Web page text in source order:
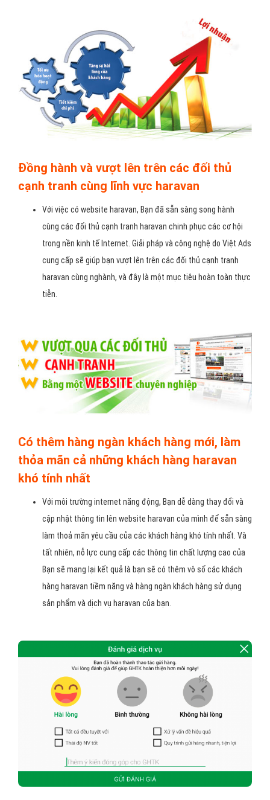
Đồng hành và vượt lên trên các đối thủ
cạnh tranh cùng lĩnh vực haravan
Với việc có website haravan, Bạn đã sẵn sàng song hành
cùng các đối thủ cạnh tranh haravan chinh phục các cơ hội
trong nền kinh tế Internet. Giải pháp và công nghệ do Việt Ads
cung cấp sẽ giúp bạn vượt lên trên các đối thủ cạnh tranh
haravan cùng nghành, và đây là một mục tiêu hoàn toàn thực
tiễn.
Có thêm hàng ngàn khách hàng mới, làm
thỏa mãn cả những khách hàng haravan
khó tính nhất
Với môi trường internet năng động, Bạn dễ dàng thay đổi và
cập nhật thông tin lên website haravan của mình để sẵn sàng
làm thoả mãn yêu cầu của các khách hàng khó tính nhất. Và
tất nhiên, nỗ lực cung cấp các thông tin chất lượng cao của
Bạn sẽ mang lại kết quả là bạn sẽ có thêm vô số các khách
hàng haravan tiềm năng và hàng ngàn khách hàng sử dụng
sản phẩm và dịch vụ haravan của bạn.